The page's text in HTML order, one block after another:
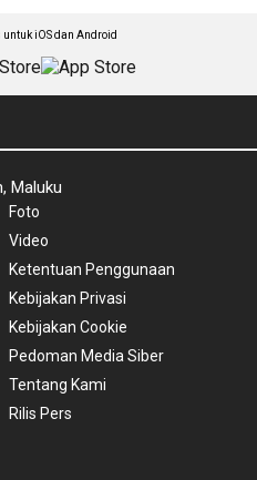
iOS dan Android
Maluku
Foto
Video
Ketentuan Penggunaan
Kebijakan Privasi
Kebijakan Cookie
Pedoman Media Siber
Tentang Kami
Rilis Pers